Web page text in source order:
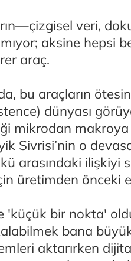
veri,
aksine hepsi
araç.
bu araçların
dünyası
mikrodan
Sivrisi’nin o
arasındaki ilişkiyi
üretimden önceki
'küçük bir nokta'
bana
aktarırken